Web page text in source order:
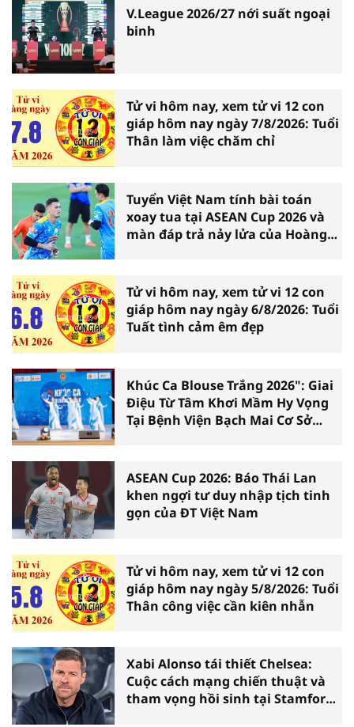
V.League 2026/27 nới suất ngoại
binh
Tử vi hôm nay, xem tử vi 12 con
giáp hôm nay ngày 7/8/2026: Tuổi
Thân làm việc chăm chỉ
Tuyển Việt Nam tính bài toán
xoay tua tại ASEAN Cup 2026 và
màn đáp trả nảy lửa của Hoàng
Tử vi hôm nay, xem tử vi 12 con
giáp hôm nay ngày 6/8/2026: Tuổi
Tuất tình cảm êm đẹp
Khúc Ca Blouse Trắng 2026": Giai
Điệu Từ Tâm Khơi Mầm Hy Vọng
Tại Bệnh Viện Bạch Mai Cơ Sở
ASEAN Cup 2026: Báo Thái Lan
khen ngợi tư duy nhập tịch tinh
gọn của ĐT Việt Nam
Tử vi hôm nay, xem tử vi 12 con
giáp hôm nay ngày 5/8/2026: Tuổi
Thân công việc cần kiên nhẫn
Xabi Alonso tái thiết Chelsea:
Cuộc cách mạng chiến thuật và
tham vọng hồi sinh tại Stamford